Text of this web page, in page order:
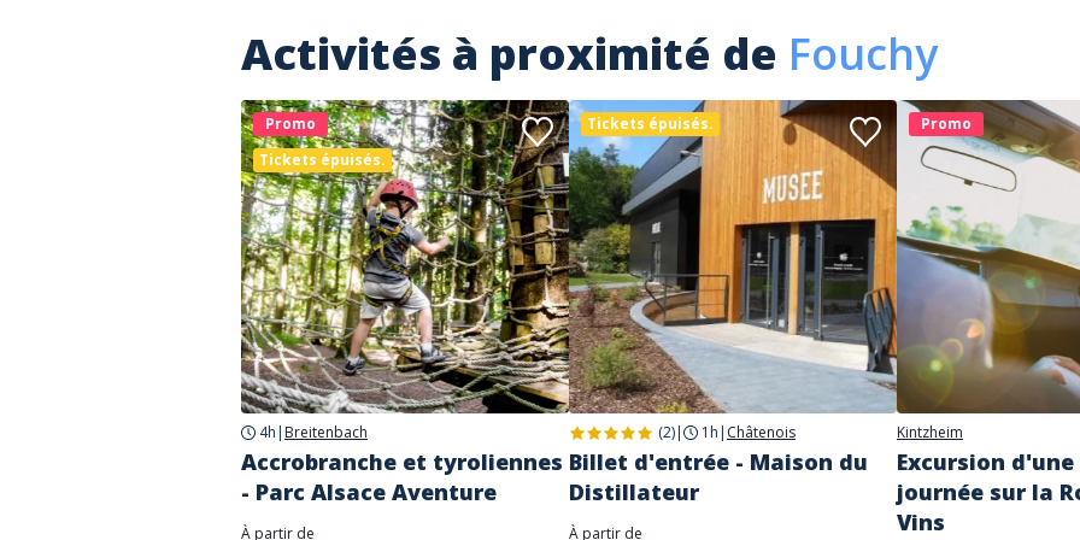
Activités à proximité de Fouchy
Promo
Tickets épuisés.
4h | Breitenbach
Accrobranche et tyroliennes
- Parc Alsace Aventure
À partir de
Tickets épuisés.
(2)| 1h | Châtenois
Billet d'entrée - Maison du
Distillateur
À partir de
Promo
Kintzheim
Excursion
journée sur la
Vins